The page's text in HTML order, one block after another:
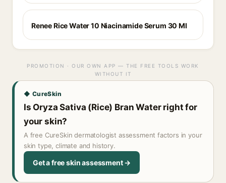
Renee Rice Water 10 Niacinamide Serum 30 Ml
PROMOTION · OUR OWN APP — THE FREE TOOLS WORK
WITHOUT IT
◆ CureSkin
Is Oryza Sativa (Rice) Bran Water right for
your skin?
A free CureSkin dermatologist assessment factors in your
skin type, climate and history.
Get a free skin assessment →